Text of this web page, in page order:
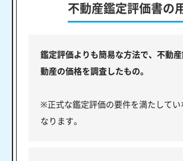
不動産鑑定評価書の
鑑定評価よりも簡易な方法で、不動
動産の価格を調査したもの。
※正式な鑑定評価の要件を満たしてい
なります。